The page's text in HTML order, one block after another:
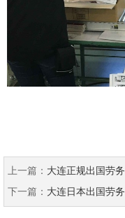
上一篇： 大连正规出国劳务
下一篇： 大连日本出国劳务